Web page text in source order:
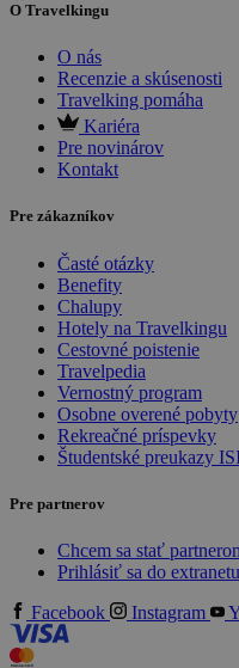
O Travelkingu
O nás
Recenzie a skúsenosti
Travelking pomáha
Kariéra
Pre novinárov
Kontakt
Pre zákazníkov
Časté otázky
Benefity
Chalupy
Hotely na Travelkingu
Cestovné poistenie
Travelpedia
Vernostný program
Osobne overené pobyty
Rekreačné príspevky
Študentské preukazy
Pre partnerov
Chcem sa stať
Prihlásiť sa do extranetu
Facebook
Instagram